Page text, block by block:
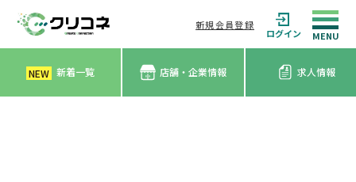
新規会員登録
ログイン
NEW 新着一覧 店舗・企業情報 求人情報